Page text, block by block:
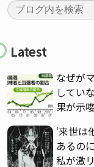
Latest
なぜが
してい
果が示
‘来世は
あるの
私が激